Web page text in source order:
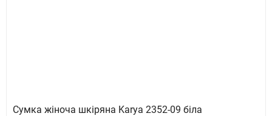
Сумка жіноча шкіряна Karya 2352-09 біла